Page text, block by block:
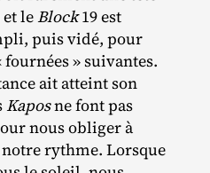
leBlock19 est
puis vidé, pour
» suivantes.
ait atteint son
Kaposne font pas
nous obliger à
rythme. Lorsque